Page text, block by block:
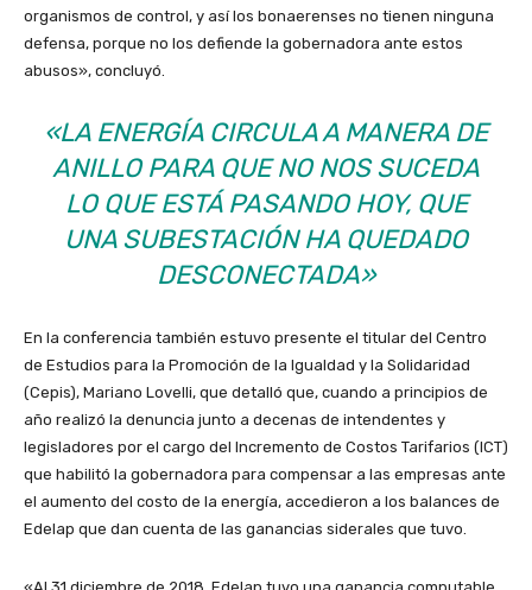
organismos de control, y así los bonaerenses no tienen ninguna
defensa, porque no los defiende la gobernadora ante estos
abusos», concluyó.
«LA ENERGÍA CIRCULA A MANERA DE
ANILLO PARA QUE NO NOS SUCEDA
LO QUE ESTÁ PASANDO HOY, QUE
UNA SUBESTACIÓN HA QUEDADO
DESCONECTADA»
En la conferencia también estuvo presente el titular del Centro
de Estudios para la Promoción de la Igualdad y la Solidaridad
(Cepis), Mariano Lovelli, que detalló que, cuando a principios de
año realizó la denuncia junto a decenas de intendentes y
legisladores por el cargo del Incremento de Costos Tarifarios (ICT)
que habilitó la gobernadora para compensar a las empresas ante
el aumento del costo de la energía, accedieron a los balances de
Edelap que dan cuenta de las ganancias siderales que tuvo.